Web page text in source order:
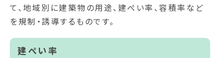
て、地域別に建築物の用途、建ぺい率、容積率など
を規制・誘導するものです。
建ぺい率